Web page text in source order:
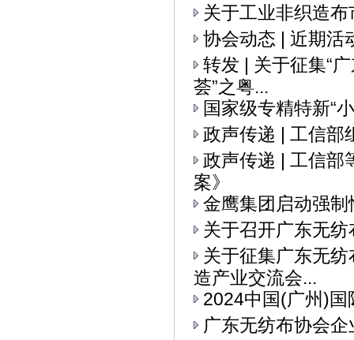
关于工业非织造
协会动态 | 近期活
转发 | 关于征集“
荟”之粤...
国家级专精特新“
政声传递 | 工信部
政声传递 | 工信部
案》
金鹰集团启动强
关于召开广东无
关于征集广东无
造产业交流会...
2024中国(广州)
广东无纺布协会